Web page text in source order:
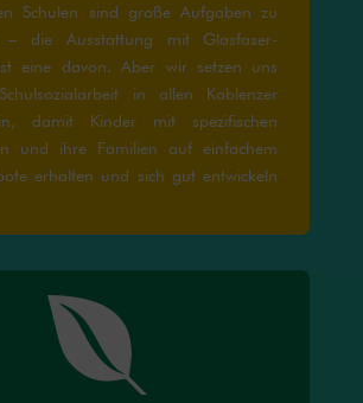
Schulen sind große Aufgaben zu
– die Ausstattung mit Glasfaser-
eine davon. Aber wir setzen uns
in allen Koblenzer
damit Kinder mit spezifischen
und ihre Familien auf einfachem
erhalten und sich gut entwickeln
